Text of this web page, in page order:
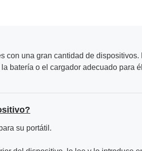
con una gran cantidad de
batería o el cargador adecuado para
su portátil.